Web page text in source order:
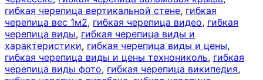
гибкая черепица вертикальной стене, гибкая
черепица вес 1м2, гибкая черепица видео, гибкая
черепица виды, гибкая черепица виды и
характеристики, гибкая черепица виды и цены,
гибкая черепица виды и цены технониколь, гибкая
черепица виды фото, гибкая черепица википедия,